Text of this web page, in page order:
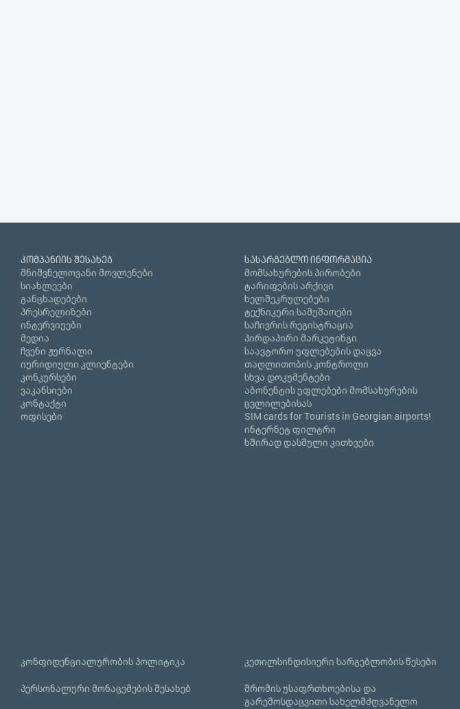
კომპანიის შესახებ
მნიშვნელოვანი მოვლენები
სიახლეები
განცხადებები
პრესრელიზები
ინტერვიუები
მედია
ჩვენი ჟურნალი
იურიდიული კლიენტები
კონკურსები
ვაკანსიები
კონტაქტი
ოფისები
სასარგებლო ინფორმაცია
მომსახურების პირობები
ტარიფების არქივი
ხელშეკრულებები
ტექნიკური სამუშაოები
საჩივრის რეგისტრაცია
პირდაპირი მარკეტინგი
საავტორო უფლებების დაცვა
თაღლითობის კონტროლი
სხვა დოკუმენტები
აბონენტის უფლებები მომსახურების
ცვლილებისას
SIM cards for Tourists in Georgian airports!
ინტერნეტ ფილტრი
ხშირად დასმული კითხვები
კონფიდენციალურობის პოლიტიკა კეთილსინდისიერი სარგებლობის წესები
პერსონალური მონაცემების შესახებ
შრომის უსაფრთხოებისა და
გარემოსდაცვითი სახელმძღვანელო